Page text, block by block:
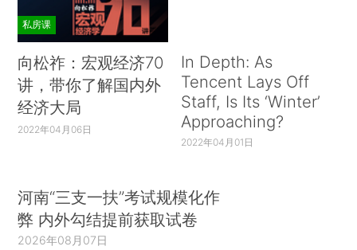
私房课
向松祚：宏观经济70
讲，带你了解国内外
经济大局
2022年04月06日
In Depth: As
Tencent Lays Off
Staff, Is Its ‘Winter’
Approaching?
2022年04月01日
河南“三支一扶”考试规模化作
弊 内外勾结提前获取试卷
2026年08月07日